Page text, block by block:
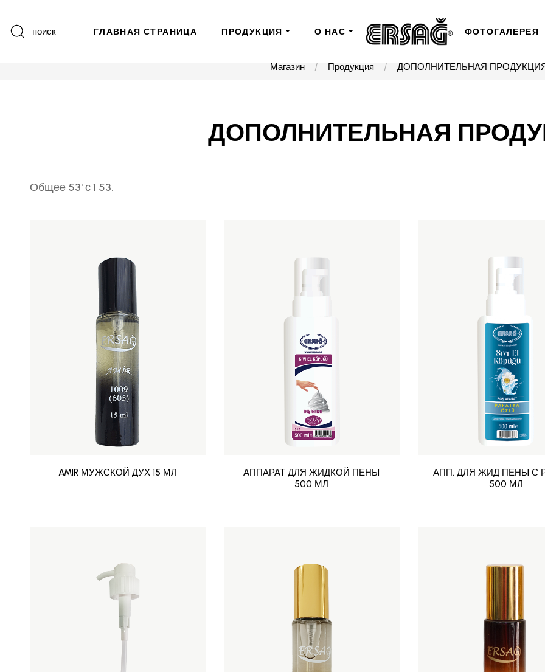
поиск ГЛАВНАЯ СТРАНИЦА ПРОДУКЦИЯ О НАС ФОТОГАЛЕРЕЯ
Магазин Продукция ДОПОЛНИТЕЛЬНАЯ
ДОПОЛНИТЕЛЬНАЯ
Общее 53' с 1 53.
AMIR МУЖСКОЙ ДУХ 15 МЛ
АППАРАТ ДЛЯ ЖИДКОЙ ПЕНЫ
500 МЛ
АПП. ДЛЯ ЖИД ПЕНЫ С
500 МЛ